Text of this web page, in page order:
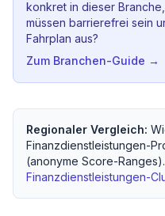
konkret in dieser
müssen barrierefrei sein
Fahrplan aus?
Zum Branchen-Guide →
Regionaler Vergleich:
Finanzdienstleistungen-
(anonyme Score-Ranges).
Finanzdienstleistungen-